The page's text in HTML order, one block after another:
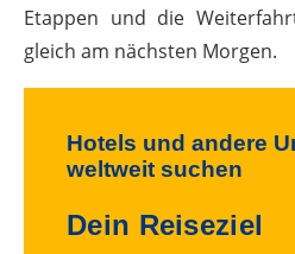
Etappen und die
gleich am nächsten Morgen.
Hotels und andere
weltweit suchen
Dein Reiseziel